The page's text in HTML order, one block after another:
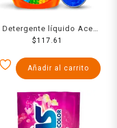
Detergente líquido Ace
Limpieza completa 1 para
$117.61
Añadir al carrito